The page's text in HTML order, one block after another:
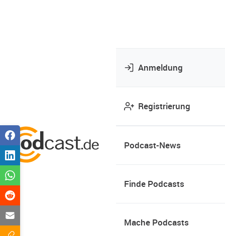
Anmeldung
Registrierung
Podcast-News
Finde Podcasts
Mache Podcasts